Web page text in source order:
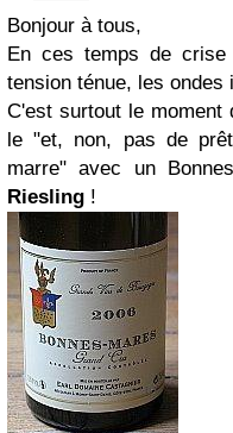
Bonjour à tous,
En ces temps de
tension ténue, les ondes
C'est surtout le moment
le "et, non, pas de
marre" avec un
Riesling !